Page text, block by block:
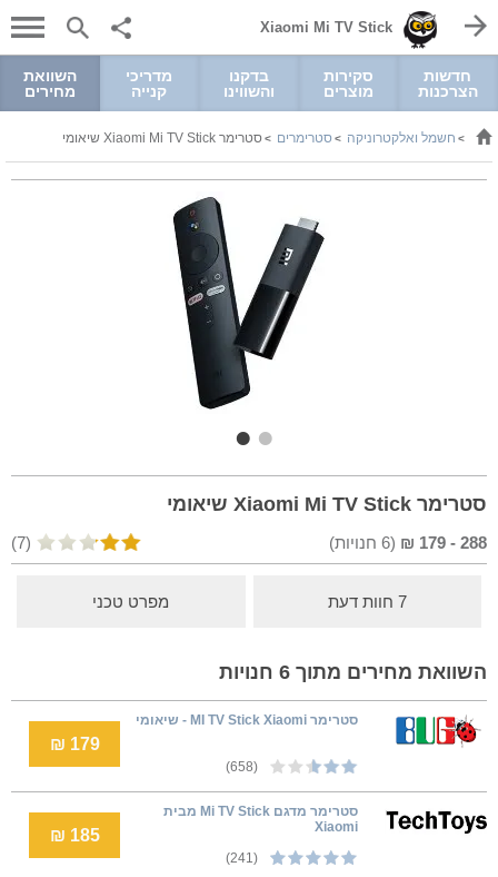
Xiaomi Mi TV Stick
חדשות
הצרכנות
סקירות
מוצרים
בדקנו
והשווינו
מדריכי
קנייה
השוואת
מחירים
> חשמל ואלקטרוניקה >סטרימרים >סטרימר Xiaomi Mi TV Stick שיאומי
סטרימר Xiaomi Mi TV Stick שיאומי
288
-
179
₪
(
6 חנויות) (7)
7 חוות דעת מפרט טכני
השוואת מחירים מתוך 6 חנויות
סטרימר MI TV Stick Xiaomi - שיאומי
(658)
179 ₪
סטרימר מדגם Mi TV Stick מבית
Xiaomi
(241)
185 ₪